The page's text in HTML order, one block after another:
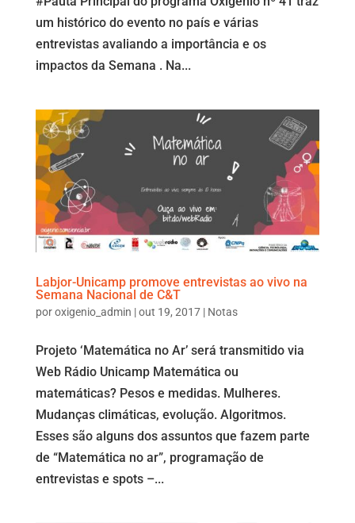
um histórico do evento no país e várias
entrevistas avaliando a importância e os
impactos da Semana . Na...
Labjor-Unicamp promove entrevistas ao vivo na
Semana Nacional de C&T
poroxigenio_admin |out 19, 2017| Notas
Projeto ‘Matemática no Ar’ será transmitido via
Web Rádio Unicamp Matemática ou
matemáticas? Pesos e medidas. Mulheres.
Mudanças climáticas, evolução. Algoritmos.
Esses são alguns dos assuntos que fazem parte
de “Matemática no ar”, programação de
entrevistas e spots –...